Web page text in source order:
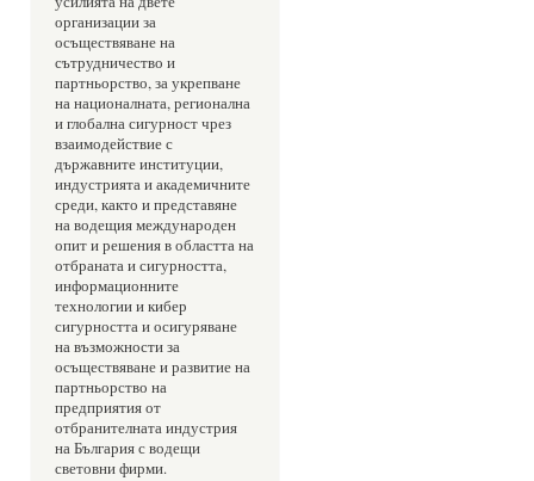
организации за
осъществяване на
сътрудничество и
партньорство, за укрепване
на националната, регионална
и глобална сигурност чрез
взаимодействие с
държавните институции,
индустрията и академичните
среди, както и представяне
на водещия международен
опит и решения в областта на
отбраната и сигурността,
информационните
технологии и кибер
сигурността и осигуряване
на възможности за
осъществяване и развитие на
партньорство на
предприятия от
отбранителната индустрия
на България с водещи
световни фирми.